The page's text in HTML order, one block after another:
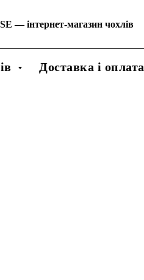
—інтернет-магазин чохлів
Доставка і оплата